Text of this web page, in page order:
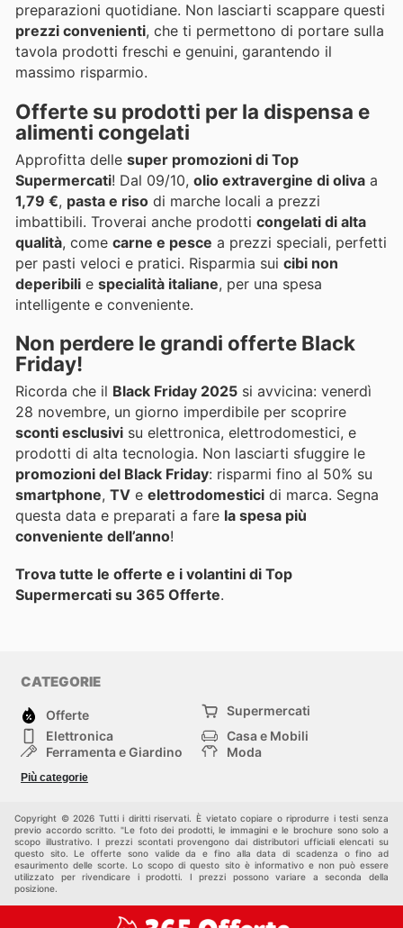
preparazioni quotidiane. Non lasciarti scappare questi
prezzi convenienti, che ti permettono di portare sulla
tavola prodotti freschi e genuini, garantendo il
massimo risparmio.
Offerte su prodotti per la dispensa e
alimenti congelati
Approfitta delle super promozioni di Top
Supermercati! Dal 09/10, olio extravergine di oliva a
1,79 €, pasta e riso di marche locali a prezzi
imbattibili. Troverai anche prodotti congelati di alta
qualità, come carne e pesce a prezzi speciali, perfetti
per pasti veloci e pratici. Risparmia sui cibi non
deperibili e specialità italiane, per una spesa
intelligente e conveniente.
Non perdere le grandi offerte Black
Friday!
Ricorda che il Black Friday 2025 si avvicina: venerdì
28 novembre, un giorno imperdibile per scoprire
sconti esclusivi su elettronica, elettrodomestici, e
prodotti di alta tecnologia. Non lasciarti sfuggire le
promozioni del Black Friday: risparmi fino al 50% su
smartphone, TV e elettrodomestici di marca. Segna
questa data e preparati a fare la spesa più
conveniente dell’anno!
Trova tutte le offerte e i volantini di Top
Supermercati su 365 Offerte.
CATEGORIE
Offerte
Supermercati
Elettronica
Casa e Mobili
Ferramenta e Giardino
Moda
Bambini e Neonati
Più categorie
Copyright © 2026 Tutti i diritti riservati. È vietato copiare o riprodurre i testi senza
previo accordo scritto. "Le foto dei prodotti, le immagini e le brochure sono solo a
scopo illustrativo. I prezzi scontati provengono dai distributori ufficiali elencati su
questo sito. Le offerte sono valide da e fino alla data di scadenza o fino ad
esaurimento delle scorte. Lo scopo di questo sito è informativo e non può essere
utilizzato per rivendicare i prodotti. I prezzi possono variare a seconda della
posizione.